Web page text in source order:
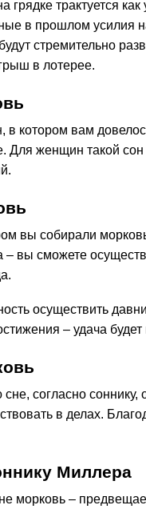
грядке трактуется
в прошлом усилия
стремительно
в лотерее.
в котором вам
Для женщин такой
вы собирали
– вы сможете
осуществить
– удача
согласно
в делах.
Миллера
морковь –